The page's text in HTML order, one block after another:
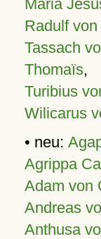
Maria
Radulf
Tassach
Thomaïs,
Turibius
Wilicarus
• neu:
Agrippa
Adam von
Andreas
Anthusa